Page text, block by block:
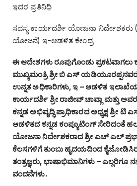
ಇದರ ಪ್ರತಿನಿಧಿ
ಸದಸ್ಯ ಕಾರ್ಯದರ್ಶಿ ಯೋಜನಾ ನಿರ್ದೇಶಕರು
ಯೋಜನೆ) ಇ-ಆಡಳಿತ ಕೇಂದ್ರ
ಈ ಆದೇಶಗಳು ರೂಪುಗೊಂಡು ಪ್ರಕಟವಾಗಲು
ಮುಖ್ಯಮಂತ್ರಿ ಶ್ರೀ ಬಿ ಎಸ್‌
ಉನ್ನತ ಅಧಿಕಾರಿಗಳು, ಇ – ಆಡಳಿತ
ಕಾರ್ಯದರ್ಶಿ ಶ್ರೀ ರಾಜೀವ್ ಚಾವ್ಲಾ ಮತ್ತು
ಕನ್ನಡ ಅಭಿವೃದ್ಧಿ ಪ್ರಾಧಿಕಾರದ ಅಧ್ಯಕ್ಷ ಶ್ರೀ
ಆಡಳಿತದ ಕನ್ನಡ ಕಂಪ್ಯೂಟಿಂಗ್‌ ಸೇರಿದಂತೆ
ಯೋಜನಾ ನಿರ್ದೇಶಕರಾದ ಶ್ರೀ ಎಚ್‌ ಎಲ್‌
ಕೆಲಸಗಳಿಗೆ ತುಂಬು ಹೃದಯದಿಂದ
ತಂತ್ರಜ್ಞರು, ಭಾಷಾಭಿಮಾನಿಗಳು – ಎಲ್ಲರಿಗೂ
ವಂದನೆಗಳು.